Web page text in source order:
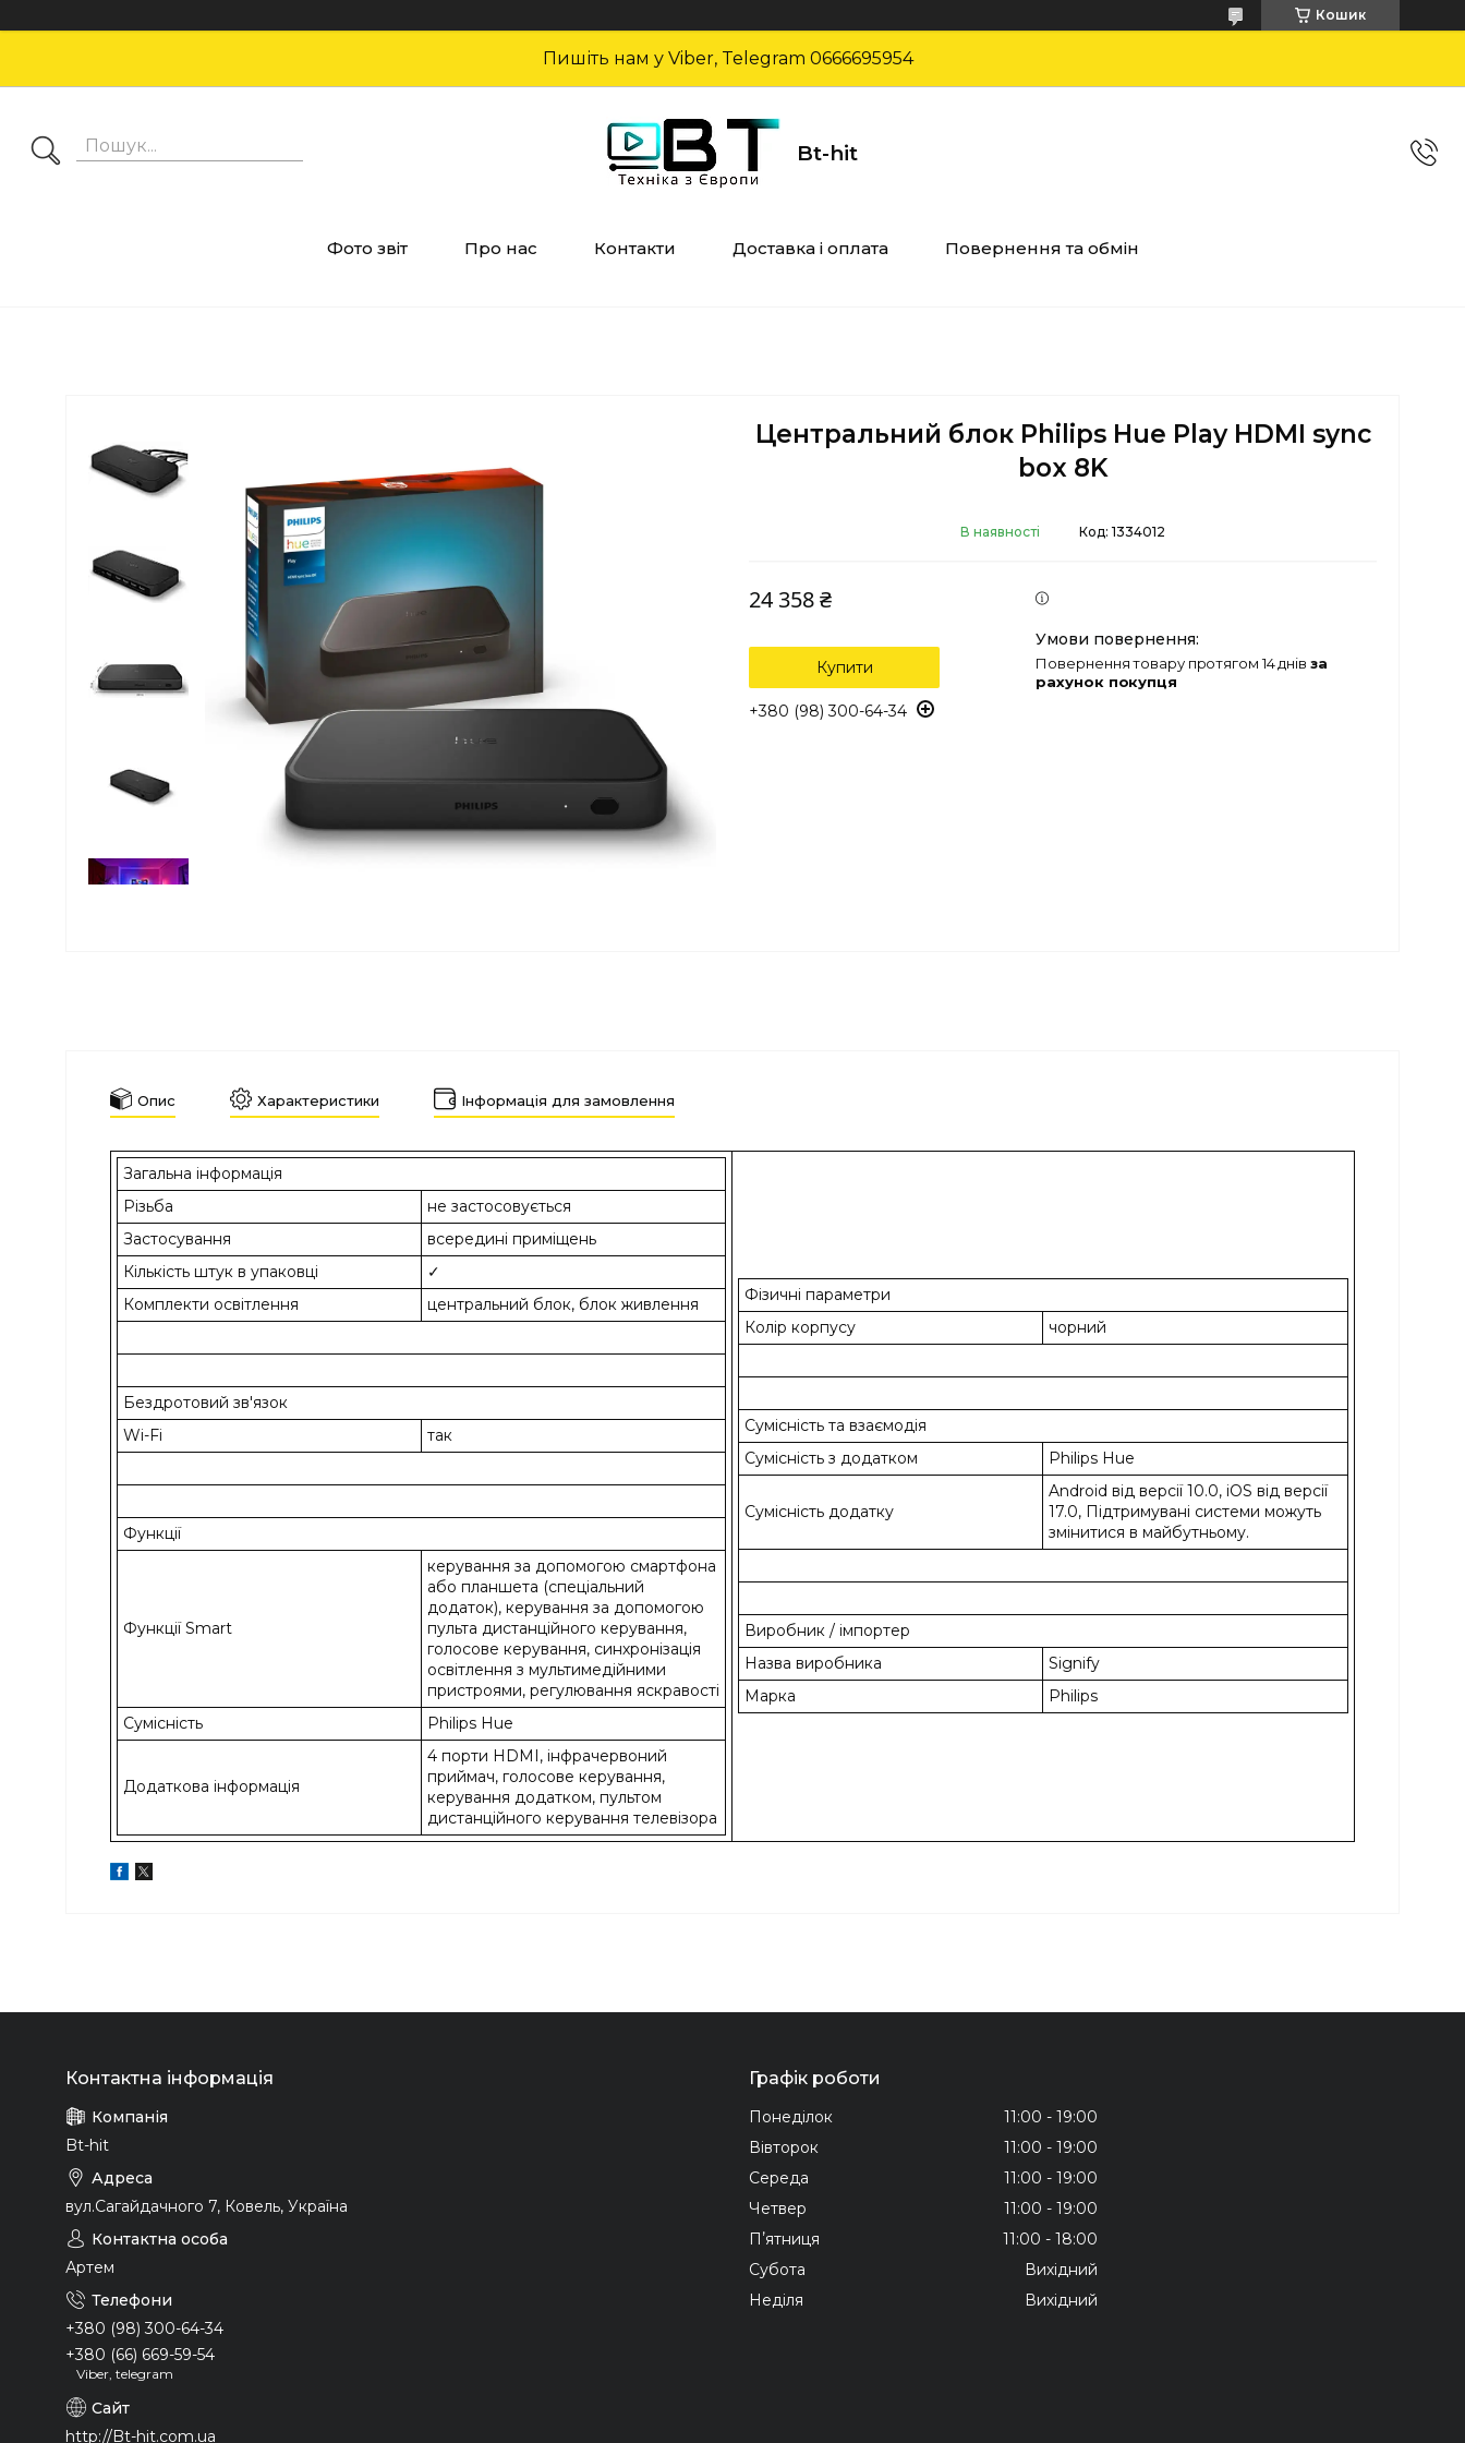
Кошик
Пишіть нам у Viber, Telegram 0666695954
Bt-hit
Фото звіт Про нас Контакти Доставка і оплата Повернення та обмін
Центральний блок Philips Hue Play HDMI sync
box 8K
В наявності Код: 1334012
24 358 ₴
Купити
+380 (98) 300-64-34
повернення товару протягом 14 днів за
рахунок покупця
Опис Характеристики Інформація для замовлення
Загальна інформація
Різьба
не застосовується
Застосування
всередині приміщень
Кількість штук в упаковці
✓
Комплекти освітлення
центральний блок, блок живлення
Бездротовий зв'язок
Wi-Fi
так
Функції
Функції Smart
керування за допомогою смартфона
або планшета (спеціальний
додаток), керування за допомогою
пульта дистанційного керування,
голосове керування, синхронізація
освітлення з мультимедійними
пристроями, регулювання яскравості
Сумісність
Philips Hue
Додаткова інформація
4 порти HDMI, інфрачервоний
приймач, голосове керування,
керування додатком, пультом
дистанційного керування телевізора
Фізичні параметри
Колір корпусу
чорний
Сумісність та взаємодія
Сумісність з додатком
Philips Hue
Сумісність додатку
Android від версії 10.0, iOS від версії
17.0, Підтримувані системи можуть
змінитися в майбутньому.
Виробник / імпортер
Назва виробника
Signify
Марка
Philips
Bt-hit
вул.Сагайдачного 7, Ковель, Україна
Артем
+380 (98) 300-64-34
+380 (66) 669-59-54
Viber, telegram
http://Bt-hit.com.ua
Графік роботи
Понеділок 11:00
19:00
Вівторок
11:00
19:00
Середа
11:00
19:00
Четвер
11:00
19:00
Пʼятниця
11:00
18:00
Субота
Вихідний
Неділя
Вихідний